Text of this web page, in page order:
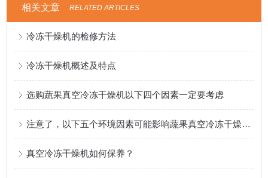
相关文章 RELATED ARTICLES
冷冻干燥机的检修方法
冷冻干燥机概述及特点
选购蔬果真空冷冻干燥机以下四个因素一定要考虑
注意了，以下五个环境因素可能影响蔬果真空冷冻干燥机的运行
真空冷冻干燥机如何保养？